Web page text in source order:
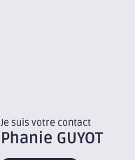
Je suis votre contact
Phanie GUYOT